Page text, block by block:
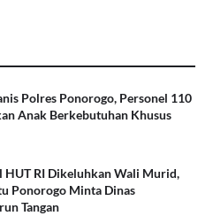
Polres Ponorogo, Personel 110
Anak Berkebutuhan Khusus
HUT RI Dikeluhkan Wali Murid,
Ponorogo Minta Dinas
Tangan